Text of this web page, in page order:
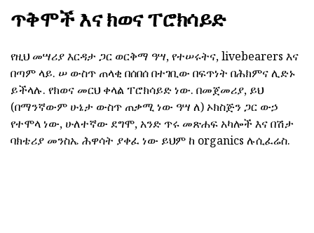
ጥቅሞች እና ክወና ፐሮክሳይድ
የዚህ መሣሪያ እርዳታ ጋር ወርቅማ ዓሣ, የተሠሩትና, livebearers እና
በጣም ላይ. ሠ ውስጥ ጠላቂ በሰበሰ በተገቢው በፍጥነት በሕክምና ሊድኑ
ይችላሉ. የክወና መርህ ቀላል ፐሮክሳይድ ነው. በመጀመሪያ, ይህ
(በማንኛውም ሁኔታ ውስጥ ጠቃሚ ነው ዓሣ ለ) ኦክስጅን ጋር ውኃ
የተሞላ ነው, ሁለተኛው ደግሞ, አንድ ጥሩ መጽሐፍ አካሎች እና በሽታ
ባክቴሪያ መንስኤ ሕዋሳት ያቀፈ ነው ይህም ከ organics ሉሲፈሬስ.